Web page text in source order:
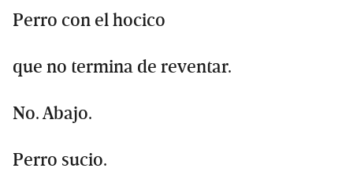
Perro con el hocico
que no termina de reventar.
No. Abajo.
Perro sucio.